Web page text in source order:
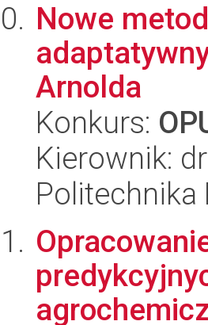
Nowe
Arnolda
Konkurs:
Kierownik:
Politechnika